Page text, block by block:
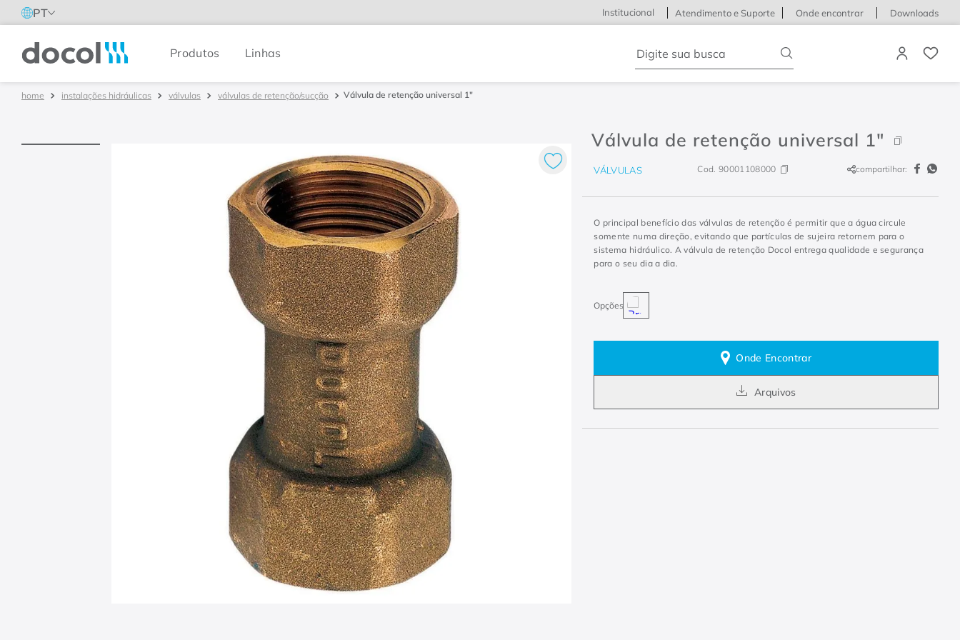
PT Institucional Atendimento e Suporte Onde encontrar Downloads
Docol Produtos Linhas
instalações hidráulicas válvulas válvulas de retenção/sucção Válvula de retenção universal 1"
Válvula de retenção universal 1"
VÁLVULAS Cod. 90001108000 compartilhar:
O principal benefício das válvulas de retenção é permitir que a água circule
somente numa direção, evitando que partículas de sujeira retornem para o
sistema hidráulico. A válvula de retenção Docol entrega qualidade e segurança
para o seu dia a dia.
Onde Encontrar
Arquivos